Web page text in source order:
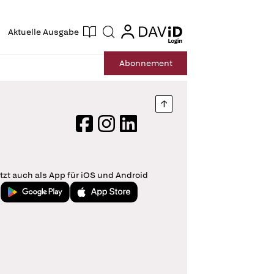
Aktuelle Ausgabe Suche login
login
Abonnement
Nach oben springen
FacebookInstagram
LinkedIn
auch als App für iOS und Android
Jetzt bei Google PlayLaden im App Store